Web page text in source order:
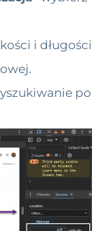
i długości
po